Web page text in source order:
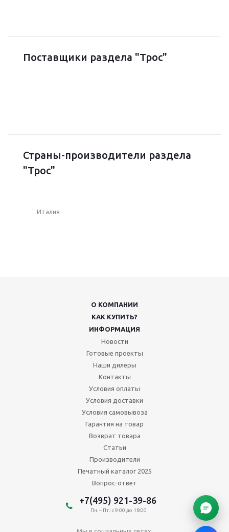
Поставщики раздела "Трос"
Страны-производители раздела
"Трос"
Италия
О КОМПАНИИ
КАК КУПИТЬ?
ИНФОРМАЦИЯ
Новости
Готовые проекты
Наши дилеры
Контакты
Условия оплаты
Условия доставки
Условия самовывоза
Гарантия на товар
Возврат товара
Статьи
Производители
Печатный каталог 2025
Вопрос-ответ
+7(495) 921-39-86
Пн. – Пт.: с 9:00 до 18:00